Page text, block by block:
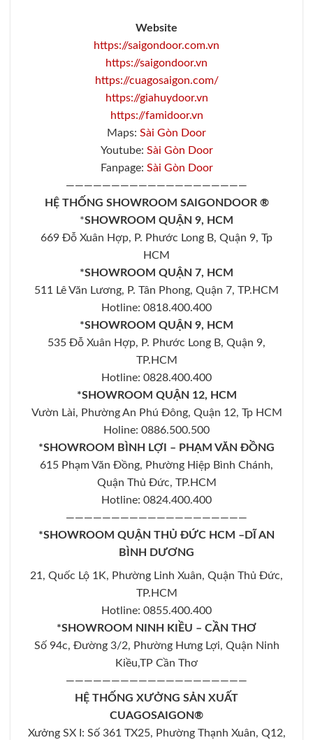
Website
https://saigondoor.com.vn
https://saigondoor.vn
https://cuagosaigon.com/
https://giahuydoor.vn
https://famidoor.vn
Maps: Sài Gòn Door
Youtube: Sài Gòn Door
Fanpage: Sài Gòn Door
————————————————————
HỆ THỐNG SHOWROOM SAIGONDOOR ®
*SHOWROOM QUẬN 9, HCM
669 Đỗ Xuân Hợp, P. Phước Long B, Quận 9, Tp
HCM
*SHOWROOM QUẬN 7, HCM
511 Lê Văn Lương, P. Tân Phong, Quận 7, TP.HCM
Hotline: 0818.400.400
*SHOWROOM QUẬN 9, HCM
535 Đỗ Xuân Hợp, P. Phước Long B, Quận 9,
TP.HCM
Hotline: 0828.400.400
*SHOWROOM QUẬN 12, HCM
Vườn Lài, Phường An Phú Đông, Quận 12, Tp HCM
Holine: 0886.500.500
*SHOWROOM BÌNH LỢI – PHẠM VĂN ĐỒNG
615 Phạm Văn Đồng, Phường Hiệp Bình Chánh,
Quận Thủ Đức, TP.HCM
Hotline: 0824.400.400
————————————————————
*SHOWROOM QUẬN THỦ ĐỨC HCM –DĨ AN
BÌNH DƯƠNG
21, Quốc Lộ 1K, Phường Linh Xuân, Quận Thủ Đức,
TP.HCM
Hotline: 0855.400.400
*SHOWROOM NINH KIỀU – CẦN THƠ
Số 94c, Đường 3/2, Phường Hưng Lợi, Quận Ninh
Kiều,TP Cần Thơ
————————————————————
HỆ THỐNG XƯỞNG SẢN XUẤT
CUAGOSAIGON®
Xưởng SX I: Số 361 TX25, Phường Thạnh Xuân, Q12,